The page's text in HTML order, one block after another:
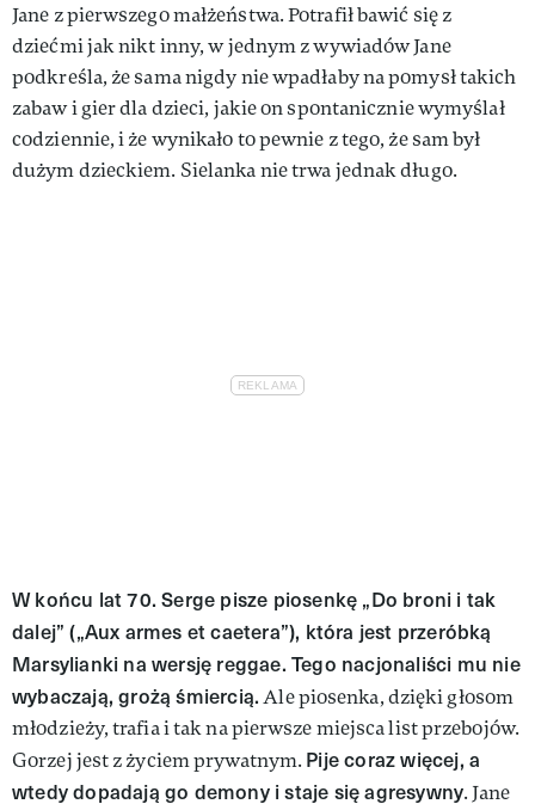
Jane z pierwszego małżeństwa. Potrafił bawić się z
dziećmi jak nikt inny, w jednym z wywiadów Jane
podkreśla, że sama nigdy nie wpadłaby na pomysł takich
zabaw i gier dla dzieci, jakie on spontanicznie wymyślał
codziennie, i że wynikało to pewnie z tego, że sam był
dużym dzieckiem. Sielanka nie trwa jednak długo.
W końcu lat 70. Serge pisze piosenkę „Do broni i tak
dalej” („Aux armes et caetera”), która jest przeróbką
Marsylianki na wersję reggae. Tego nacjonaliści mu nie
wybaczają, grożą śmiercią.Ale piosenka, dzięki głosom
młodzieży, trafia i tak na pierwsze miejsca list przebojów.
Gorzej jest z życiem prywatnym. Pije coraz więcej, a
wtedy dopadają go demony i staje się agresywny. Jane